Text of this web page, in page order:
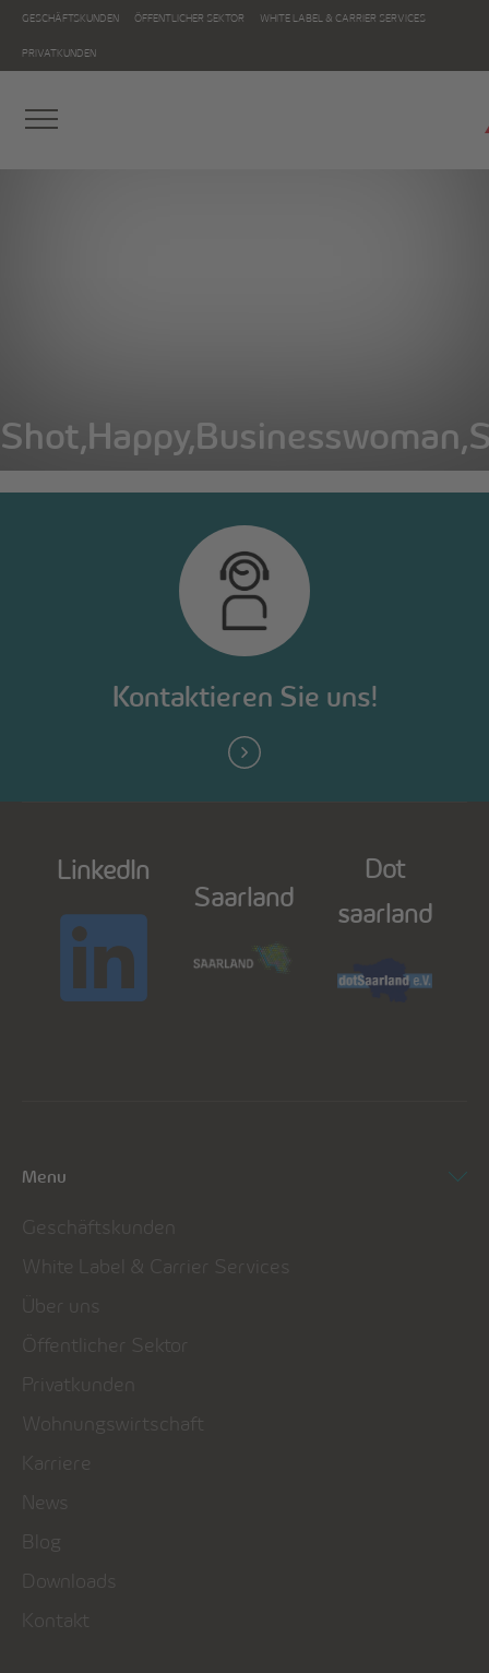
GESCHÄFTSKUNDEN ÖFFENTLICHER SEKTOR WHITE LABEL & CARRIER SERVICES
PRIVATKUNDEN
Kontaktieren Sie uns!
LinkedIn
Saarland
Dot
saarland
Menu
Geschäftskunden
White Label & Carrier Services
Über uns
Öffentlicher Sektor
Privatkunden
Wohnungswirtschaft
Karriere
News
Blog
Downloads
Kontakt